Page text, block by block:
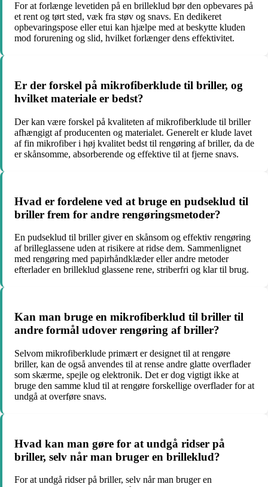
For at forlænge levetiden på en brilleklud bør den opbevares på
et rent og tørt sted, væk fra støv og snavs. En dedikeret
opbevaringspose eller etui kan hjælpe med at beskytte kluden
mod forurening og slid, hvilket forlænger dens effektivitet.
Er der forskel på mikrofiberklude til briller, og
hvilket materiale er bedst?
Der kan være forskel på kvaliteten af mikrofiberklude til briller
afhængigt af producenten og materialet. Generelt er klude lavet
af fin mikrofiber i høj kvalitet bedst til rengøring af briller, da de
er skånsomme, absorberende og effektive til at fjerne snavs.
Hvad er fordelene ved at bruge en pudseklud til
briller frem for andre rengøringsmetoder?
En pudseklud til briller giver en skånsom og effektiv rengøring
af brilleglassene uden at risikere at ridse dem. Sammenlignet
med rengøring med papirhåndklæder eller andre metoder
efterlader en brilleklud glassene rene, striberfri og klar til brug.
Kan man bruge en mikrofiberklud til briller til
andre formål udover rengøring af briller?
Selvom mikrofiberklude primært er designet til at rengøre
briller, kan de også anvendes til at rense andre glatte overflader
som skærme, spejle og elektronik. Det er dog vigtigt ikke at
bruge den samme klud til at rengøre forskellige overflader for at
undgå at overføre snavs.
Hvad kan man gøre for at undgå ridser på
briller, selv når man bruger en brilleklud?
For at undgå ridser på briller, selv når man bruger en